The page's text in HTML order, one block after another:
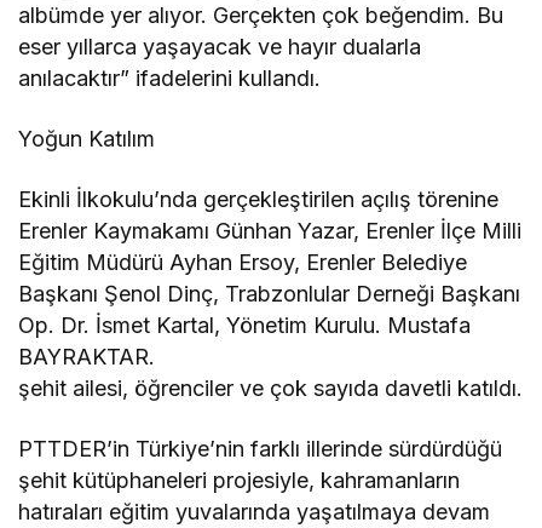
albümde yer alıyor. Gerçekten çok beğendim. Bu
eser yıllarca yaşayacak ve hayır dualarla
anılacaktır” ifadelerini kullandı.
Yoğun Katılım
Ekinli İlkokulu’nda gerçekleştirilen açılış törenine
Erenler Kaymakamı Günhan Yazar, Erenler İlçe Milli
Eğitim Müdürü Ayhan Ersoy, Erenler Belediye
Başkanı Şenol Dinç, Trabzonlular Derneği Başkanı
Op. Dr. İsmet Kartal, Yönetim Kurulu. Mustafa
BAYRAKTAR.
şehit ailesi, öğrenciler ve çok sayıda davetli katıldı.
PTTDER’in Türkiye’nin farklı illerinde sürdürdüğü
şehit kütüphaneleri projesiyle, kahramanların
hatıraları eğitim yuvalarında yaşatılmaya devam